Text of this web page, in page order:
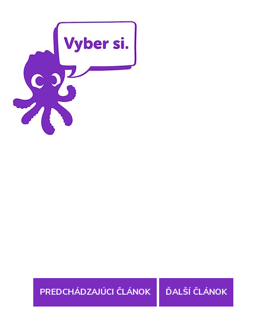
PREDCHÁDZAJÚCI ČLÁNOK ĎALŠÍ ČLÁNOK